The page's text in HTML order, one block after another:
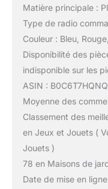
Matière principale :
Type de radio
Couleur : Bleu,
Disponibilité des
indisponible sur les
ASIN : B0C6T7HQNQ
Moyenne des
Classement des
en Jeux et Jouets (
Jouets )
78 en Maisons de
Date de mise en